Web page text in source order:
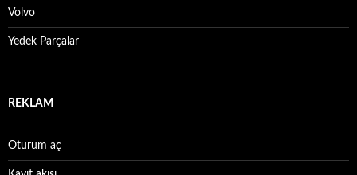
Volvo
Yedek Parçalar
REKLAM
Oturum aç